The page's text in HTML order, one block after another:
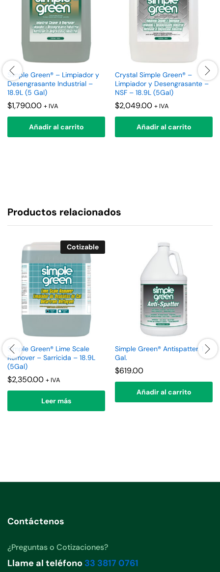
Simple Green® – Limpiador y
Desengrasante Industrial –
18.9L (5 Gal)
$1,790.00 + IVA
Añadir al carrito
Crystal Simple Green® –
Limpiador y Desengrasante –
NSF – 18.9L (5Gal)
$2,049.00 + IVA
Añadir al carrito
Productos relacionados
Cotizable
Simple Green® Lime Scale
Remover – Sarricida – 18.9L
(5Gal)
$2,350.00 + IVA
Leer más
Simple Green® Antispatter. 1
Gal.
$619.00
Añadir al carrito
Contáctenos
¿Preguntas o Cotizaciones?
Llame al teléfono 33 3817 0761